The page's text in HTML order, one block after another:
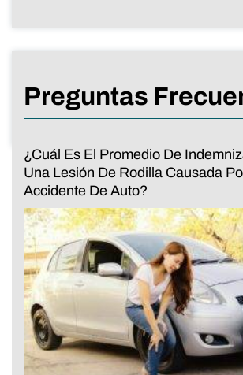
Preguntas
¿Cuál Es El Promedio De
Una Lesión De Rodilla Causada
Accidente De Auto?